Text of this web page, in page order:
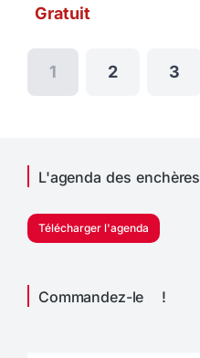
Gratuit
1 2 3
L'agenda des enchères
Télécharger l'agenda
Commandez-le !